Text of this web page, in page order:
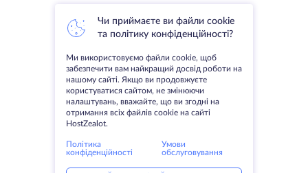
Чи приймаєте ви файли cookie
та політику конфіденційності?
Ми використовуємо файли cookie, щоб
забезпечити вам найкращий досвід роботи на
нашому сайті. Якщо ви продовжуєте
користуватися сайтом, не змінюючи
налаштувань, вважайте, що ви згодні на
отримання всіх файлів cookie на сайті
HostZealot.
Політика
конфіденційності
Умови
обслуговування